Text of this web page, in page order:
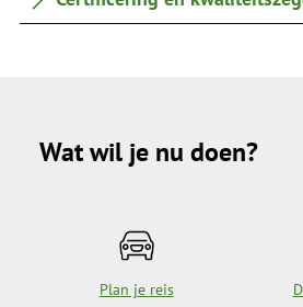
Wat wil je nu doen?
Plan je reis